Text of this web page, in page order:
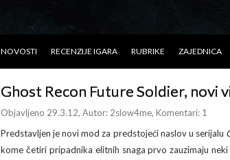
NOVOSTI RECENZIJE IGARA RUBRIKE ZAJEDNICA
Ghost Recon Future Soldier, novi
Objavljeno 29.3.12, Autor: 2slow4me, Komentari: 1
Predstavljen je novi mod za predstojeći naslov u serijalu
kome četiri pripadnika elitnih snaga prvo zauzimaju